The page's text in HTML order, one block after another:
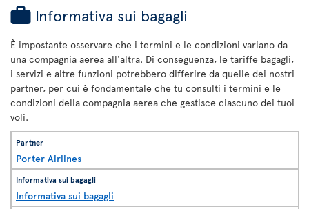
Informativa sui bagagli
È impostante osservare che i termini e le condizioni variano da
una compagnia aerea all'altra. Di conseguenza, le tariffe bagagli,
i servizi e altre funzioni potrebbero differire da quelle dei nostri
partner, per cui è fondamentale che tu consulti i termini e le
condizioni della compagnia aerea che gestisce ciascuno dei tuoi
voli.
Porter Airlines
Informativa sui bagagli